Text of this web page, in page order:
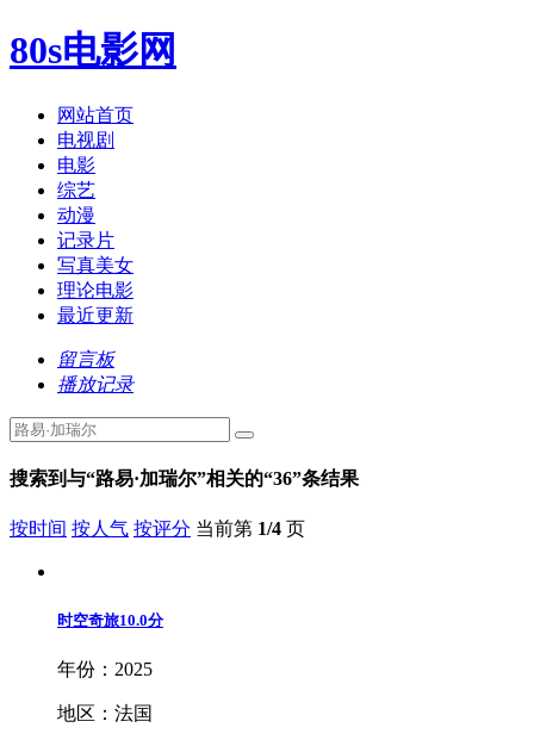
80s电影网
网站首页
电视剧
电影
综艺
动漫
记录片
写真美女
理论电影
最近更新
留言板
播放记录
搜索到与“路易·加瑞尔”相关的“36”条结果
按时间 按人气 按评分 当前第 1/4 页
时空奇旅10.0分
年份：2025
地区：法国